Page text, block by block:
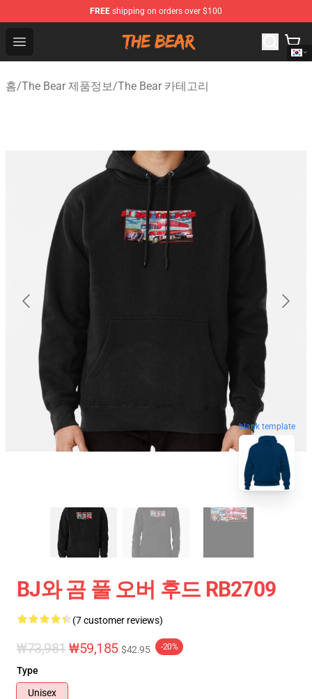
FREE shipping on orders over $100
Open menu
The Bear Shop - Official The Bear Merchandise Store
홈/The Bear 제품정보/The Bear 카테고리
blank template
BJ와 곰 풀 오버 후드 RB2709
(7 customer reviews)
₩73,981 ₩59,185 $42.95 -20%
Type
Unisex